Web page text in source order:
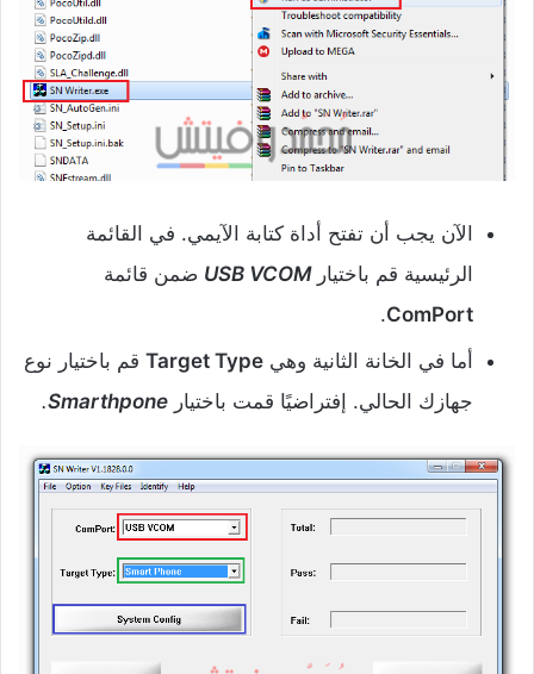
الآن يجب أن تفتح أداة كتابة الآيمي. في القائمة
الرئيسية قم باختيارUSB VCOM ضمن قائمة
ComPort
.
أما في الخانة الثانية وهي Target Type قم باختيار نوع
جهازك الحالي. إفتراضيًا قمت باختيار Smarthpone
.